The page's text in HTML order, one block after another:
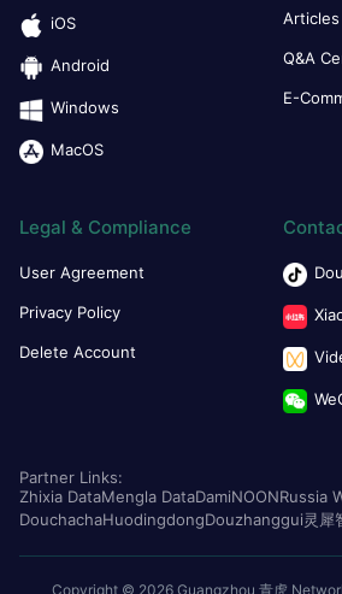
iOS
Android
Windows
MacOS
Articles
Q&A
E-
Legal & Compliance
User Agreement
Privacy Policy
Delete Account
Partner Links:
Zhixia DataMengla DataDamiNOONRussia
DouchachaHuodingdongDouzhanggui灵犀
Copyright © 2026 Guangzhou 青虎